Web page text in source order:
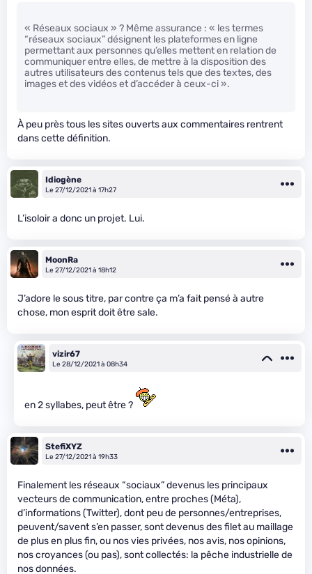
« Réseaux sociaux » ? Même assurance : « les termes
“réseaux sociaux” désignent les plateformes en ligne
permettant aux personnes qu’elles mettent en relation de
communiquer entre elles, de mettre à la disposition des
autres utilisateurs des contenus tels que des textes, des
images et des vidéos et d’accéder à ceux-ci ».
À peu près tous les sites ouverts aux commentaires rentrent
dans cette définition.
Idiogène
Le 27/12/2021 à 17h27
L’isoloir a donc un projet. Lui.
MoonRa
Le 27/12/2021 à 18h12
J’adore le sous titre, par contre ça m’a fait pensé à autre
chose, mon esprit doit être sale.
vizir67
Le 28/12/2021 à 08h34
en 2 syllabes, peut être ?
StefiXYZ
Le 27/12/2021 à 19h33
Finalement les réseaux “sociaux” devenus les principaux
vecteurs de communication, entre proches (Méta),
d’informations (Twitter), dont peu de personnes/entreprises,
peuvent/savent s’en passer, sont devenus des filet au maillage
de plus en plus fin, ou nos vies privées, nos avis, nos opinions,
nos croyances (ou pas), sont collectés: la pêche industrielle de
nos données.